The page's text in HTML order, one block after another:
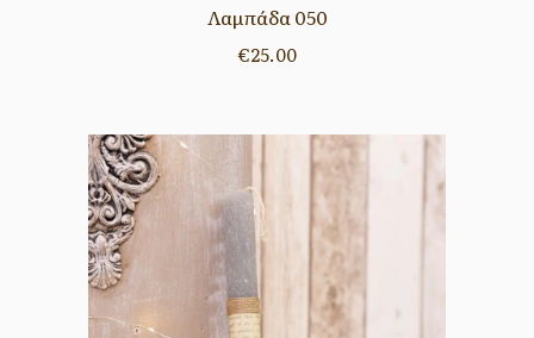
Λαμπάδα 050
€25.00